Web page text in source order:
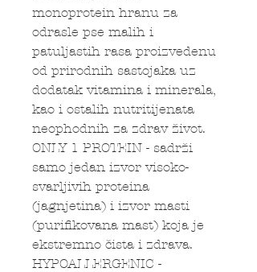
monoprotein hranu za
odrasle pse malih i
patuljastih rasa proizvedenu
od prirodnih sastojaka uz
dodatak vitamina i minerala,
kao i ostalih nutritijenata
neophodnih za zdrav život.
ONLY 1 PROTEIN - sadrži
samo jedan izvor visoko-
svarljivih proteina
(jagnjetina) i izvor masti
(purifikovana mast) koja je
ekstremno čista i zdrava.
HYPOALLERGENIC -